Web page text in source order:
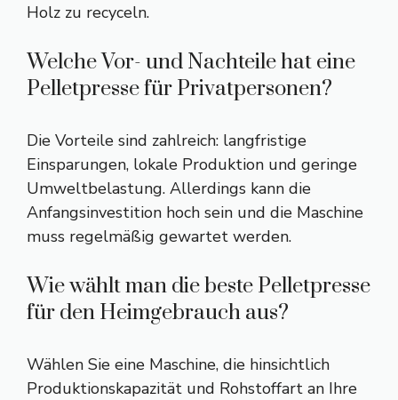
Holz zu recyceln.
Welche Vor- und Nachteile hat eine
Pelletpresse für Privatpersonen?
Die Vorteile sind zahlreich: langfristige
Einsparungen, lokale Produktion und geringe
Umweltbelastung. Allerdings kann die
Anfangsinvestition hoch sein und die Maschine
muss regelmäßig gewartet werden.
Wie wählt man die beste Pelletpresse
für den Heimgebrauch aus?
Wählen Sie eine Maschine, die hinsichtlich
Produktionskapazität und Rohstoffart an Ihre